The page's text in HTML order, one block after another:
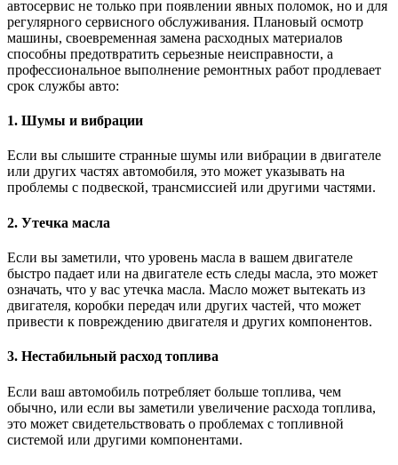
автосервис не только при появлении явных поломок, но и для
регулярного сервисного обслуживания. Плановый осмотр
машины, своевременная замена расходных материалов
способны предотвратить серьезные неисправности, а
профессиональное выполнение ремонтных работ продлевает
срок службы авто:
1. Шумы и вибрации
Если вы слышите странные шумы или вибрации в двигателе
или других частях автомобиля, это может указывать на
проблемы с подвеской, трансмиссией или другими частями.
2. Утечка масла
Если вы заметили, что уровень масла в вашем двигателе
быстро падает или на двигателе есть следы масла, это может
означать, что у вас утечка масла. Масло может вытекать из
двигателя, коробки передач или других частей, что может
привести к повреждению двигателя и других компонентов.
3. Нестабильный расход топлива
Если ваш автомобиль потребляет больше топлива, чем
обычно, или если вы заметили увеличение расхода топлива,
это может свидетельствовать о проблемах с топливной
системой или другими компонентами.